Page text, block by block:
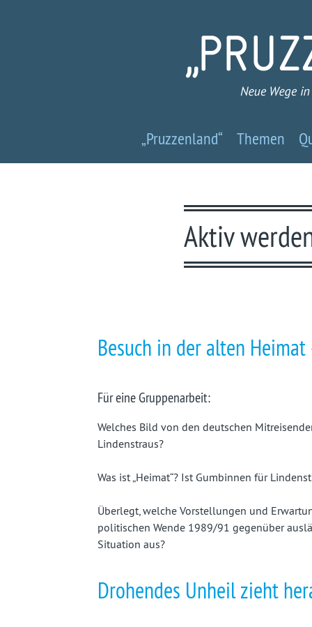
-
Wege
in
vergessenes
Land
„Pruzzenland“ Themen
Aktiv
Besuch in der alten
Für eine Gruppenarbeit:
Welches Bild von den deutschen
Lindenstraus?
Was ist „Heimat“? Ist Gumbinnen für
Überlegt, welche Vorstellungen und
politischen Wende 1989/91 gegenüber
Situation aus?
Drohendes Unheil zieht